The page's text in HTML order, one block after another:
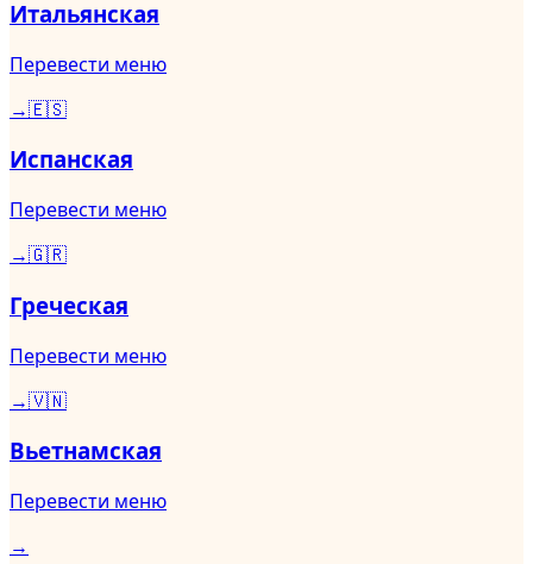
Итальянская
Перевести меню
→🇪🇸
Испанская
Перевести меню
→🇬🇷
Греческая
Перевести меню
→🇻🇳
Вьетнамская
Перевести меню
→